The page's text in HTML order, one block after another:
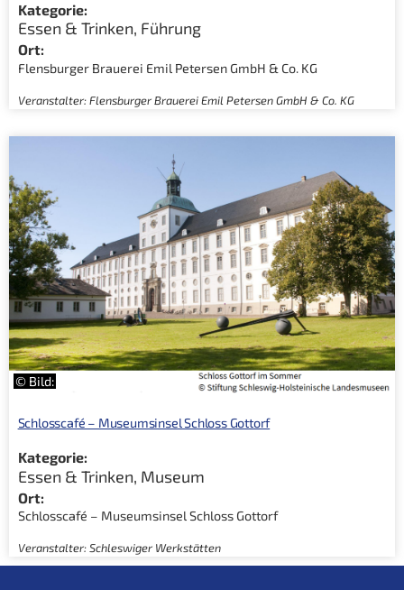
Kategorie:
Essen & Trinken, Führung
Ort:
Flensburger Brauerei Emil Petersen GmbH & Co. KG
Veranstalter: Flensburger Brauerei Emil Petersen GmbH & Co. KG
© Bild:
Schlosscafé – Museumsinsel Schloss Gottorf
Kategorie:
Essen & Trinken, Museum
Ort:
Schlosscafé – Museumsinsel Schloss Gottorf
Veranstalter: Schleswiger Werkstätten